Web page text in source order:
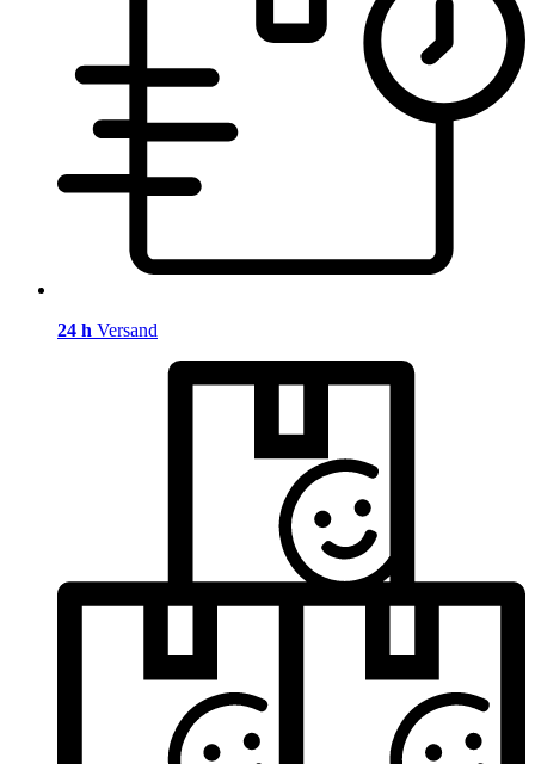
24 h Versand